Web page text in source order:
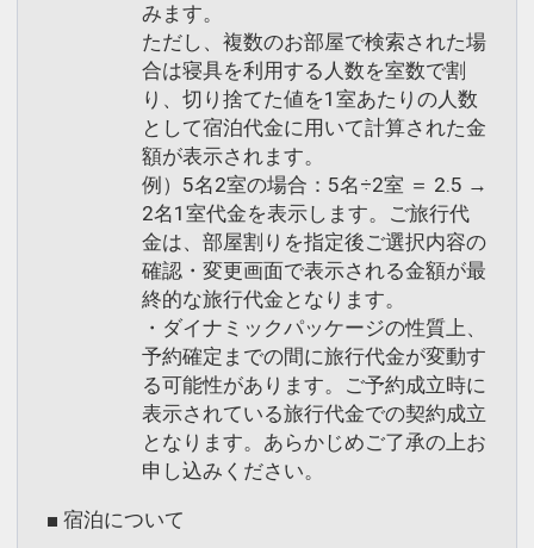
枚つづり)
たぬきのお金で縁日やアクティビティを
楽しもう！
※アオアヲビーチランド・阿波の國での
対応メニューおよび、テニスコートやレ
ンタサイクルにご利用いただけます。
※換金および釣銭は出ません。
※CLUB SAVVY（クラブサビー）との併
用はできません。
※旅行代金に含まれます。
キッズミールパスポート（3歳～未就学
児のお子様）
学児）のお子様にはキッズミールパスポ
CLUB SAVVY（クラブサビー）のご案内
～ホテルからのおもてなし～
2連泊以上のお客様をプレミアムゲスト
としてお迎えいたします。
期間：2026年4/1～2026年9/30（初泊
日ベース） ※2026年5/2～5、8/7～
23、9/19～22までは3泊以上が対象
ポイントの一例
・アオアヲビーチランド・体験メニュ
ー・たぬきプログラムのさまざまなメニ
ューをお得にお楽しみいただけます。
14：30） ※ランチはチェックイン日を
みます。
ただし、複数のお部屋で検索された場
合は寝具を利用する人数を室数で割
り、切り捨てた値を1室あたりの人数
として宿泊代金に用いて計算された金
額が表示されます。
例）5名2室の場合：5名÷2室 ＝ 2.5 →
2名1室代金を表示します。ご旅行代
金は、部屋割りを指定後ご選択内容の
確認・変更画面で表示される金額が最
終的な旅行代金となります。
・ダイナミックパッケージの性質上、
予約確定までの間に旅行代金が変動す
る可能性があります。ご予約成立時に
表示されている旅行代金での契約成立
となります。あらかじめご了承の上お
申し込みください。
■ 宿泊について